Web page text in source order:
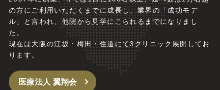
の方にご利用いただくまでに成長し、業界の「成功モデ
ル」と言われ、他院から見学にこられるまでになりまし
た。
現在は大阪の江坂・梅田・住道にて3クリニック展開してお
ります。
医療法人 翼翔会